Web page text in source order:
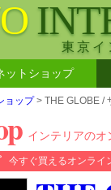
東京イ
ットショップ
ョップ> THE GLOBE /
インテリアのオ
今すぐ買えるオンライ